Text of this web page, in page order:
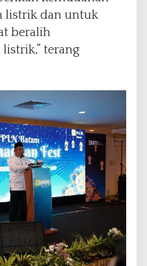
listrik dan untuk
beralih
terang